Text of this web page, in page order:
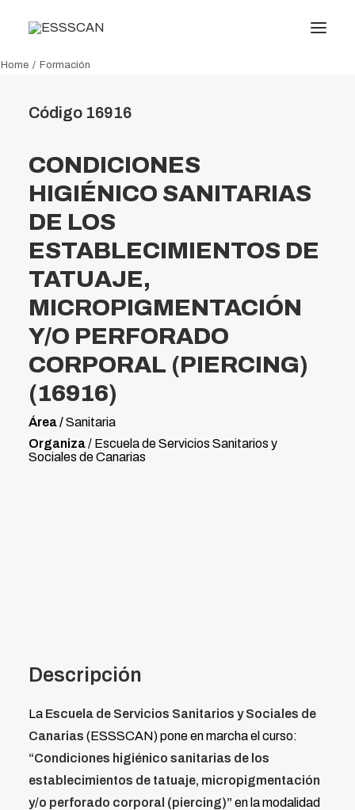
Conócenos
Conocimiento
Servicios
Transparencia
Noticias
Oficina virtual
Search
Home Formación
Código 16916
CONDICIONES
HIGIÉNICO SANITARIAS
DE LOS
ESTABLECIMIENTOS DE
TATUAJE,
MICROPIGMENTACIÓN
Y/O PERFORADO
CORPORAL (PIERCING)
(16916)
Área /Sanitaria
Organiza/ Escuela de Servicios Sanitarios y
Sociales de Canarias
Descripción
La Escuela de Servicios Sanitarios y Sociales de
Canarias (ESSSCAN) pone en marcha el curso:
“Condiciones higiénico sanitarias de los
establecimientos de tatuaje, micropigmentación
y/o perforado corporal (piercing)” en la modalidad